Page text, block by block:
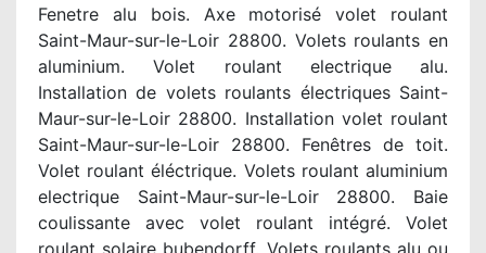
Fenetre alu bois. Axe motorisé volet roulant
Saint-Maur-sur-le-Loir 28800. Volets roulants en
aluminium. Volet roulant electrique alu.
Installation de volets roulants électriques Saint-
Maur-sur-le-Loir 28800. Installation volet roulant
Saint-Maur-sur-le-Loir 28800. Fenêtres de toit.
Volet roulant éléctrique. Volets roulant aluminium
electrique Saint-Maur-sur-le-Loir 28800. Baie
coulissante avec volet roulant intégré. Volet
roulant solaire bubendorff. Volets roulants alu ou